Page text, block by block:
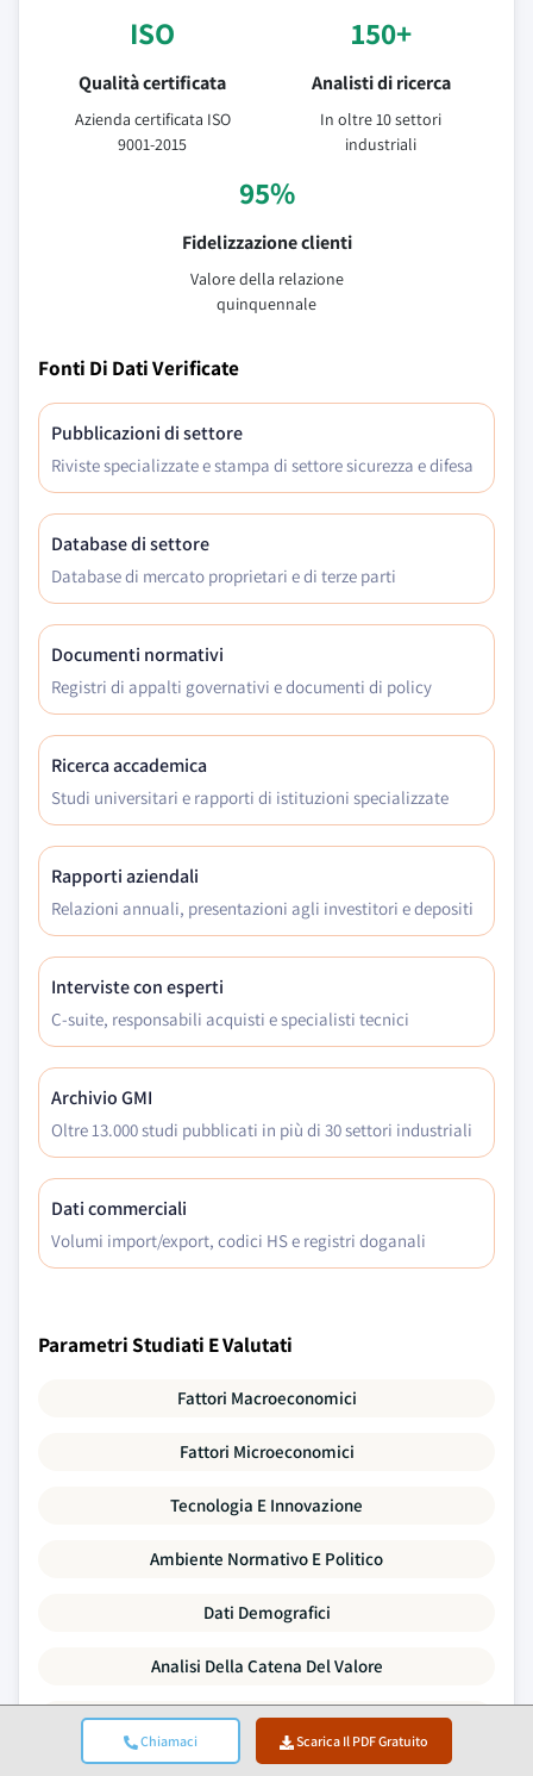
Chiamaci Scarica Il PDF Gratuito
ISO
Qualità certificata
Azienda certificata ISO
9001-2015
150+
Analisti di ricerca
In oltre 10 settori
industriali
95%
Fidelizzazione clienti
Valore della relazione
quinquennale
Fonti Di Dati Verificate
Pubblicazioni di settore
Riviste specializzate e stampa di settore sicurezza e difesa
Database di settore
Database di mercato proprietari e di terze parti
Documenti normativi
Registri di appalti governativi e documenti di policy
Ricerca accademica
Studi universitari e rapporti di istituzioni specializzate
Rapporti aziendali
Relazioni annuali, presentazioni agli investitori e depositi
Interviste con esperti
C-suite, responsabili acquisti e specialisti tecnici
Archivio GMI
Oltre 13.000 studi pubblicati in più di 30 settori industriali
Dati commerciali
Volumi import/export, codici HS e registri doganali
Parametri Studiati E Valutati
Fattori Macroeconomici
Fattori Microeconomici
Tecnologia E Innovazione
Ambiente Normativo E Politico
Dati Demografici
Analisi Della Catena Del Valore
Dinamiche Di Mercato